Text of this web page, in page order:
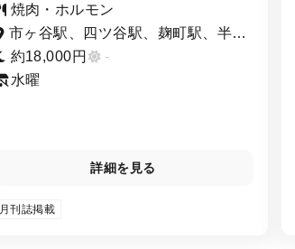
焼肉・ホルモン
市ヶ谷駅、四ツ谷駅、麹町駅、半蔵
門駅
約18,000円
-
水曜
詳細を見る
月刊誌掲載